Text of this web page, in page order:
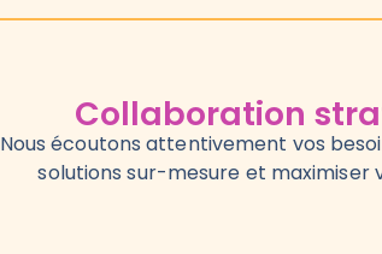
Collaboration
Nous écoutons attentivement vos
solutions sur-mesure et maximiser